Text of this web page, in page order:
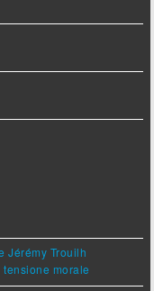
Jérémy Trouilh
morale